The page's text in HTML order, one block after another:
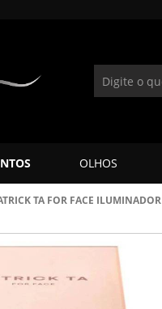
OLHOS
TA FOR FACE ILUMINADOR